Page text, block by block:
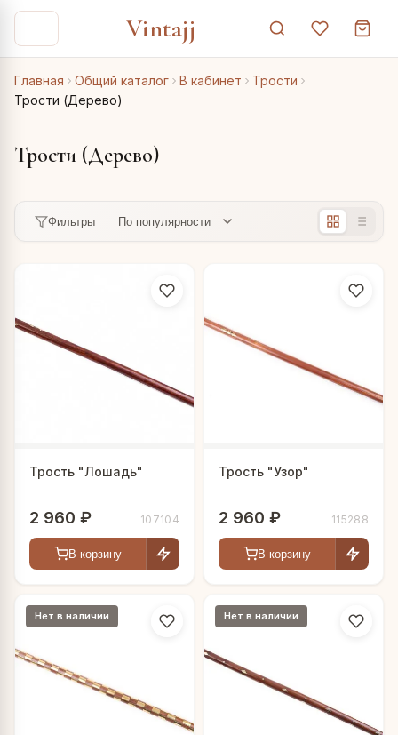
Vintajj
Главная Общий каталог В кабинет
Трости
Трости (Дерево)
Трости (Дерево)
Фильтры
Трость "Лошадь"
2 960 ₽ 107104
В корзину
Трость "Узор"
2 960 ₽ 115288
В корзину
Нет в наличии Нет в наличии